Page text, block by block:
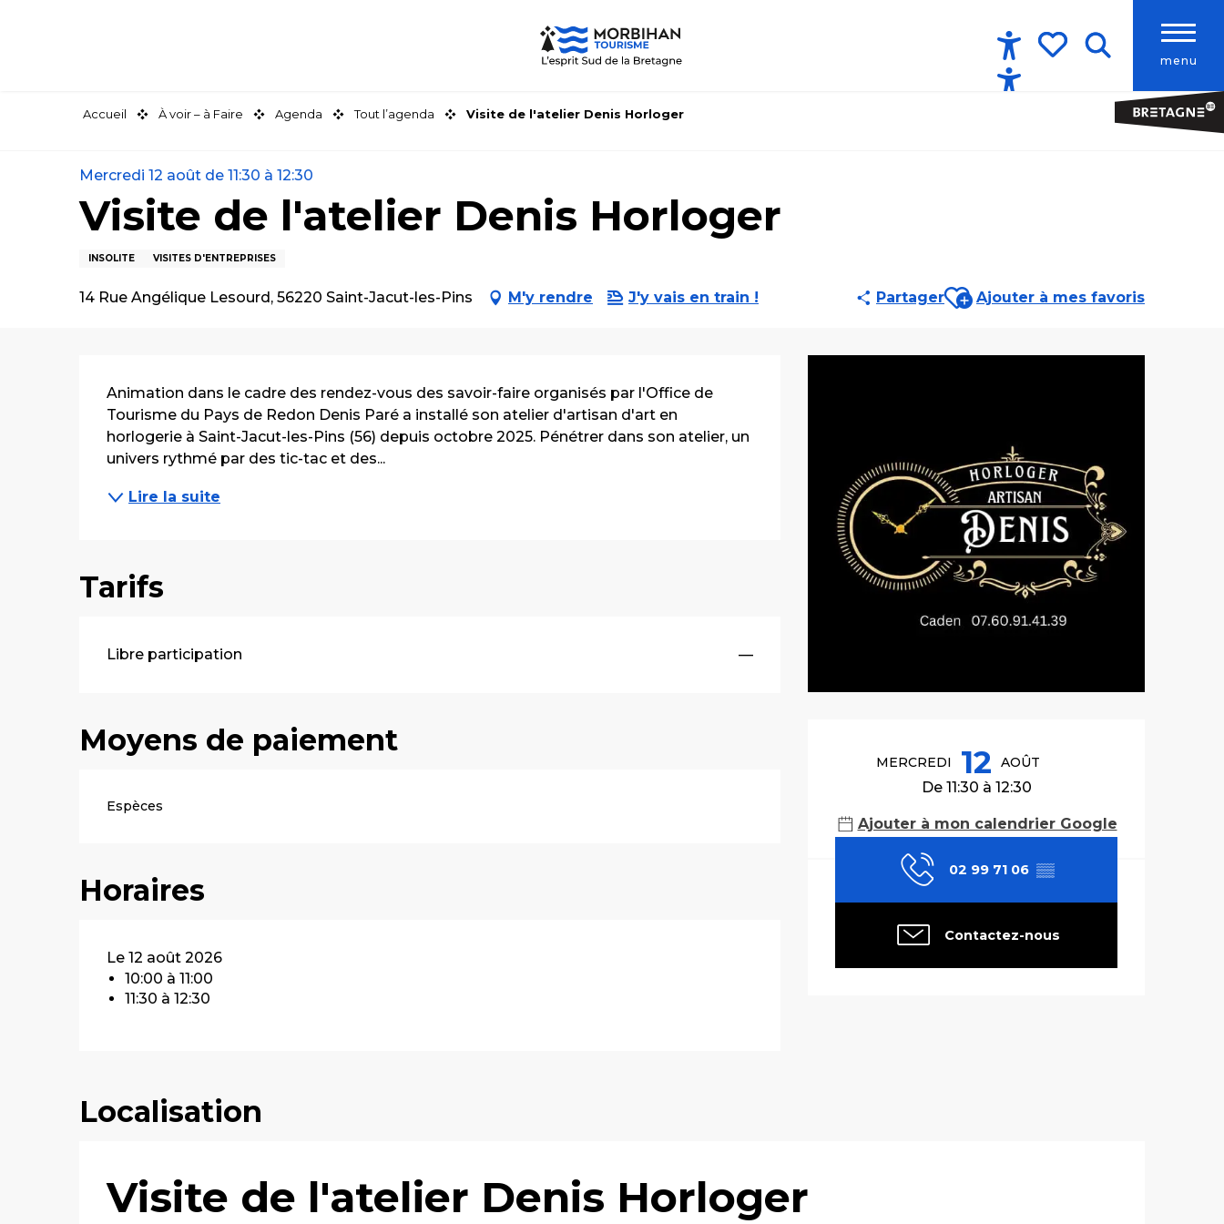
menu
Accessibilité
Accueil À voir – à Faire Agenda Tout l’agenda Visite de l'atelier Denis Horloger
Mercredi 12 août de 11:30 à 12:30
Visite de l'atelier Denis Horloger
INSOLITE VISITES D'ENTREPRISES
14 Rue Angélique Lesourd, 56220 Saint-Jacut-les-Pins M'y rendre J'y vais en train ! PartagerAjouter aux favoris
Ajouter à mes favoris
Ouverture et
MERCREDI 12 AOÛT
De 11:30 à 12:30
Ajouter à mon calendrier Google
02 99 71 06 ▒▒
Contactez-nous
Description
Animation dans le cadre des rendez-vous des savoir-faire organisés par l'Office de
Tourisme du Pays de Redon Denis Paré a installé son atelier d'artisan d'art en
horlogerie à Saint-Jacut-les-Pins (56) depuis octobre 2025. Pénétrer dans son atelier, un
univers rythmé par des tic-tac et des...
Lire la suite
Tarifs
Libre participation —
Moyens de paiement
Espèces
Horaires
Le 12 août 2026
10:00 à 11:00
11:30 à 12:30
Localisation
Visite de l'atelier Denis Horloger